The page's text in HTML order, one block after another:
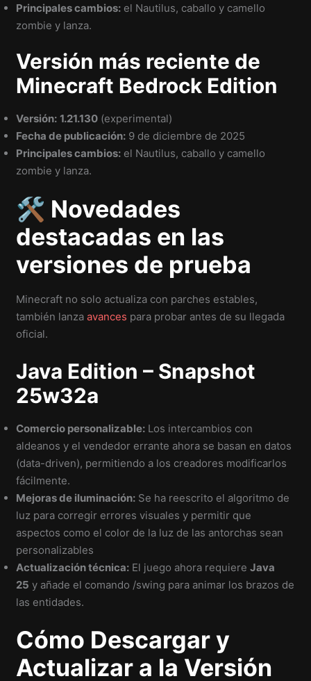
Principales cambios: el Nautilus, caballo y camello
zombie y lanza.
Versión más reciente de
Minecraft Bedrock Edition
Versión: 1.21.130 (experimental)
Fecha de publicación: 9 de diciembre de 2025
Principales cambios: el Nautilus, caballo y camello
zombie y lanza.
🛠 Novedades
destacadas en las
versiones de prueba
Minecraft no solo actualiza con parches estables,
también lanzaavances para probar antes de su llegada
oficial.
Java Edition – Snapshot
25w32a
Comercio personalizable: Los intercambios con
aldeanos y el vendedor errante ahora se basan en datos
(data-driven), permitiendo a los creadores modificarlos
fácilmente.
Mejoras de iluminación: Se ha reescrito el algoritmo de
luz para corregir errores visuales y permitir que
aspectos como el color de la luz de las antorchas sean
personalizables
Actualización técnica: El juego ahora requiereJava
25 y añade el comando /swing para animar los brazos de
las entidades.
Cómo Descargar y
Actualizar a la Versión